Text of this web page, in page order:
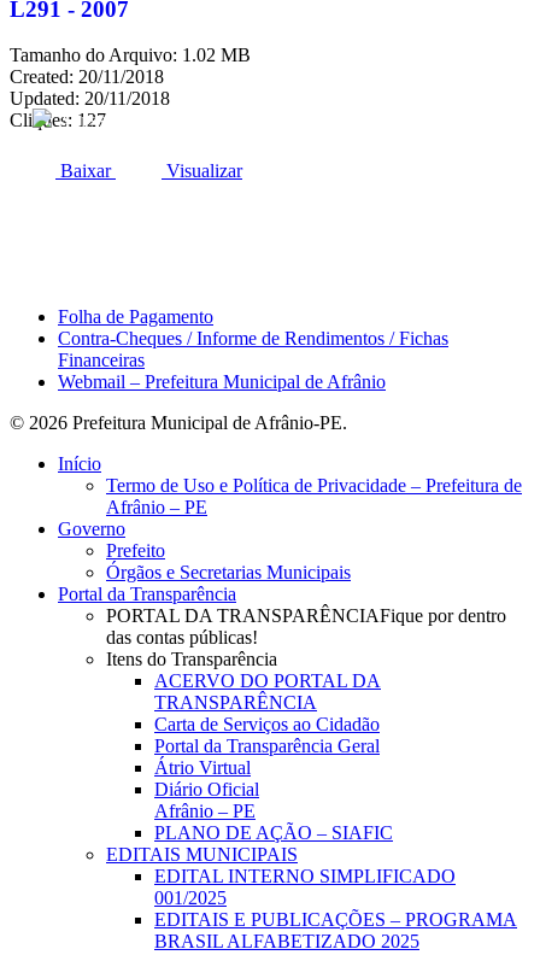
ACESSO À INFORMAÇÃO
L291 - 2007
Tamanho do Arquivo: 1.02 MB
Created: 20/11/2018
Updated: 20/11/2018
Cliques: 127
Baixar Visualizar
Folha de Pagamento
Contra-Cheques / Informe de Rendimentos / Fichas
Financeiras
Webmail – Prefeitura Municipal de Afrânio
© 2026 Prefeitura Municipal de Afrânio-PE.
Close
Início
Termo de Uso e Política de Privacidade – Prefeitura de
Afrânio – PE
Governo
Prefeito
Órgãos e Secretarias Municipais
Portal da Transparência
PORTAL DA TRANSPARÊNCIAFique por dentro
das contas públicas!
Itens do Transparência
ACERVO DO PORTAL DA
TRANSPARÊNCIA
Carta de Serviços ao Cidadão
Portal da Transparência Geral
Átrio Virtual
Diário Oficial
Afrânio – PE
PLANO DE AÇÃO – SIAFIC
EDITAIS MUNICIPAIS
EDITAL INTERNO SIMPLIFICADO
001/2025
EDITAIS E PUBLICAÇÕES – PROGRAMA
BRASIL ALFABETIZADO 2025